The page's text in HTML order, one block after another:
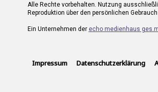
Alle Rechte vorbehalten. Nutzung
Reproduktion über den persönlichen
Ein Unternehmen der echo medienhaus
Impressum Datenschutzerklärung